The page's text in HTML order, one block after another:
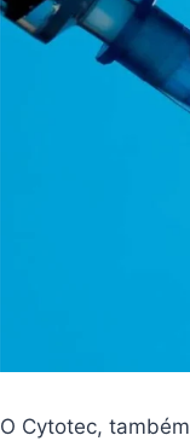
O Cytotec,